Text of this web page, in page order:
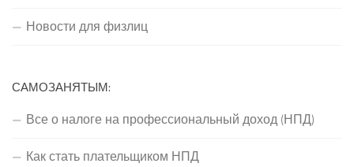
Новости для физлиц
САМОЗАНЯТЫМ:
Все о налоге на профессиональный доход (НПД)
Как стать плательщиком НПД